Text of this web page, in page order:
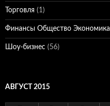
Торговля (1)
Финансы Общество Экономика
Шоу-бизнес (56)
АВГУСТ 2015